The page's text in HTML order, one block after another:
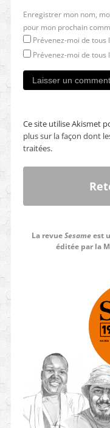
Enregistrer mon nom,
pour mon prochain
Prévenez-moi de
Prévenez-moi de
Ce site utilise Akismet
plus sur la façon dont
traitées.
La revueSesameest
éditée par la